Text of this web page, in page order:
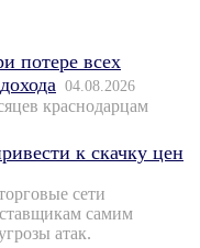
потере всех
04.08.2026
краснодарцам
к скачку цен
сети
самим
атак.